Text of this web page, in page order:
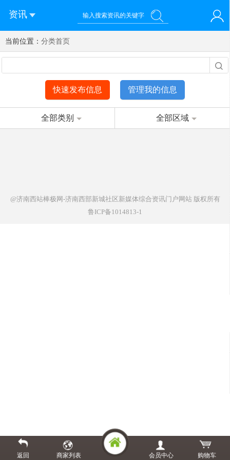
资讯
您好！欢迎来到济南西站棒极网-济南西部新城社区新媒体综
合资讯门户网站
登录 注册 微信快速登录
当前位置： 分类首页
快速发布信息 管理我的信息
全部类别 全部区域
@济南西站棒极网-济南西部新城社区新媒体综合资讯门户网站版权所有
鲁ICP备1014813-1
返回 商家列表 会员中心 购物车